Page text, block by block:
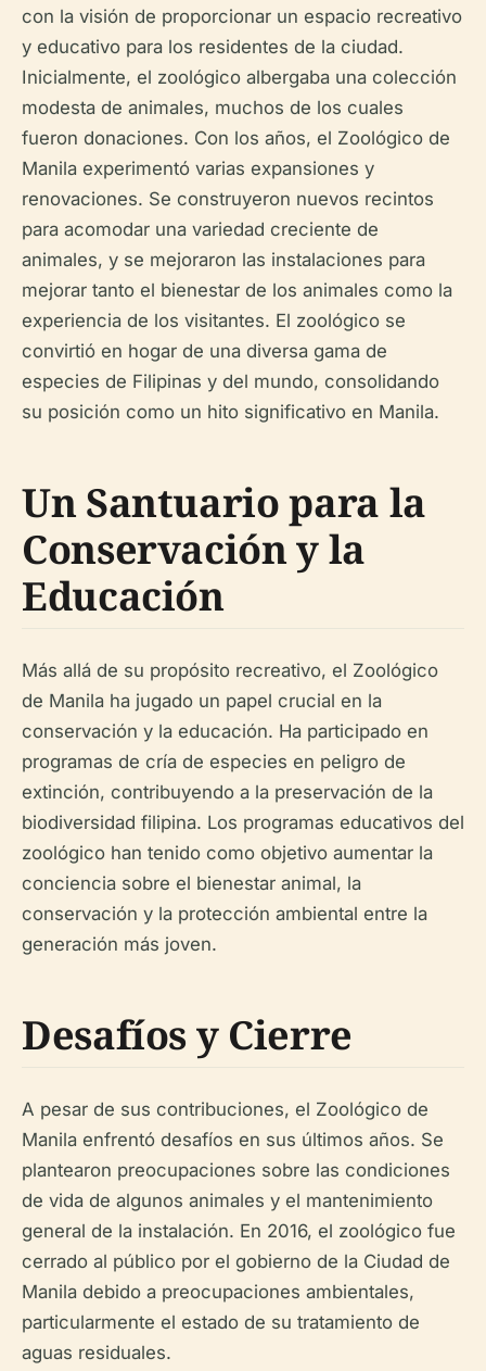
con la visión de proporcionar un espacio recreativo
y educativo para los residentes de la ciudad.
Inicialmente, el zoológico albergaba una colección
modesta de animales, muchos de los cuales
fueron donaciones. Con los años, el Zoológico de
Manila experimentó varias expansiones y
renovaciones. Se construyeron nuevos recintos
para acomodar una variedad creciente de
animales, y se mejoraron las instalaciones para
mejorar tanto el bienestar de los animales como la
experiencia de los visitantes. El zoológico se
convirtió en hogar de una diversa gama de
especies de Filipinas y del mundo, consolidando
su posición como un hito significativo en Manila.
Un Santuario para la
Conservación y la
Educación
Más allá de su propósito recreativo, el Zoológico
de Manila ha jugado un papel crucial en la
conservación y la educación. Ha participado en
programas de cría de especies en peligro de
extinción, contribuyendo a la preservación de la
biodiversidad filipina. Los programas educativos del
zoológico han tenido como objetivo aumentar la
conciencia sobre el bienestar animal, la
conservación y la protección ambiental entre la
generación más joven.
Desafíos y Cierre
A pesar de sus contribuciones, el Zoológico de
Manila enfrentó desafíos en sus últimos años. Se
plantearon preocupaciones sobre las condiciones
de vida de algunos animales y el mantenimiento
general de la instalación. En 2016, el zoológico fue
cerrado al público por el gobierno de la Ciudad de
Manila debido a preocupaciones ambientales,
particularmente el estado de su tratamiento de
aguas residuales.